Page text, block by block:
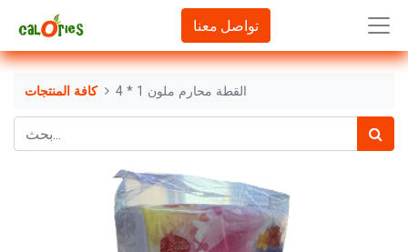
تواصل معنا
كافة المنتجات القطة محارم ملون 1 * 4